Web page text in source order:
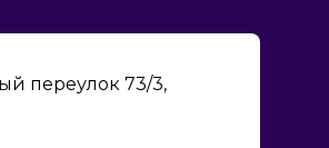
переулок 73/3,